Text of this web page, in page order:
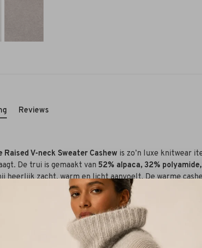
Reviews
Raised V-neck Sweater Cashew is zo’n luxe knitwear
De trui is gemaakt van 52% alpaca, 32%
heerlijk zacht, warm en licht aanvoelt. De warme
en combineert prachtig met grijs, denim,
voor een vrouwelijke, open halslijn, terwijl de
karakter geeft. De pasvorm oogt relaxed zonder
hem casual in een pantalon of stijlvol over een